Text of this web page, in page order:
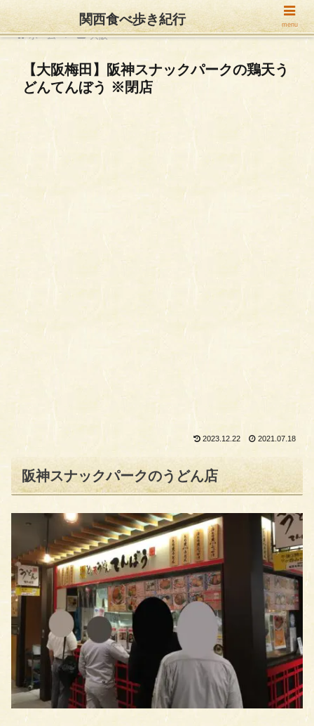
ホーム 大阪
【大阪梅田】阪神スナックパークの鶏天う
どんてんぼう ※閉店
2023.12.22 2021.07.18
阪神スナックパークのうどん店
関西食べ歩き紀行 menu